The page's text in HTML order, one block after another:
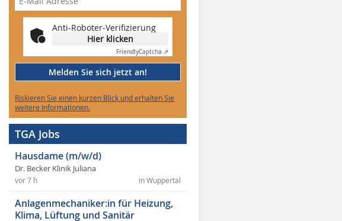
Anti-Roboter-Verifizierung
Hier klicken
FriendlyCaptcha ⇗
Melden Sie sich jetzt an!
Riskieren Sie einen kurzen Blick und erhalten Sie
weitere Informationen.
TGA Jobs
Hausdame (m/w/d)
Dr. Becker Klinik Juliana
in Wuppertal
vor 7 h
Anlagenmechaniker:in für Heizung,
Klima, Lüftung und Sanitär